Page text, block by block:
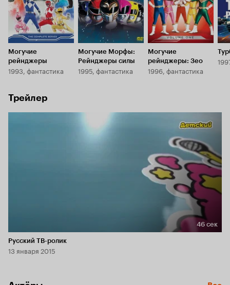
Могучие
рейнджеры
1993, фантастика
Могучие Морфы:
Рейнджеры силы
1995, фантастика
Могучие
рейнджеры: Зео
1996, фантастика
Трейлер
Длительность 46 сек
46 сек
Русский ТВ-ролик
13 января 2015